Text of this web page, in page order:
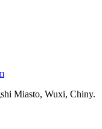
Miasto, Wuxi, Chiny.